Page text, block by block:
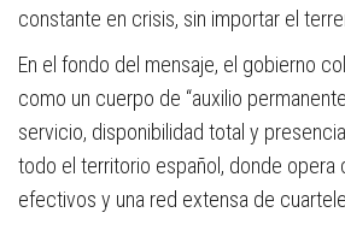
constante en crisis, sin importar el
En el fondo del mensaje, el gobierno
como un cuerpo de “auxilio
servicio, disponibilidad total y
todo el territorio español, donde opera
efectivos y una red extensa de